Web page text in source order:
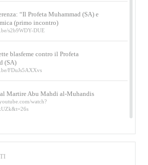
“Il Profeta Muhammad (SA) e
(primo incontro)
s2b9WDY-DUE
blasfeme contro il Profeta
(SA)
FDuJs5AXXvs
Martire Abu Mahdi al-Muhandis
watch?
rituale (wudu) secondo l’Imam Alì